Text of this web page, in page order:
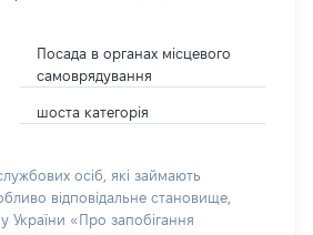
Посада в органах місцевого
самоврядування
шоста категорія
осіб, які займають
відповідальне становище,
України «Про запобігання